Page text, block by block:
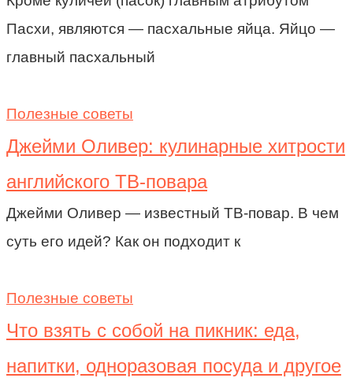
Пасхи, являются — пасхальные яйца. Яйцо —
главный пасхальный
Полезные советы
Джейми Оливер: кулинарные хитрости
английского ТВ-повара
Джейми Оливер — известный ТВ-повар. В чем
суть его идей? Как он подходит к
Полезные советы
Что взять с собой на пикник: еда,
напитки, одноразовая посуда и другое